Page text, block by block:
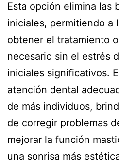
Esta opción elimina las
iniciales, permitiendo a
obtener el tratamiento
necesario sin el estrés
iniciales significativos.
atención dental
de más individuos,
de corregir problemas
mejorar la función
una sonrisa más